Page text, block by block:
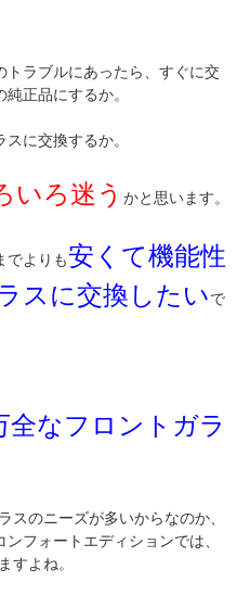
トラブルにあったら、すぐに交
正品にするか。
に交換するか。
いろ迷うかと思います。
でよりも安くて機能性
スに交換したいで
全なフロントガラ
スのニーズが多いからなのか、
フォートエディションでは、
すよね。